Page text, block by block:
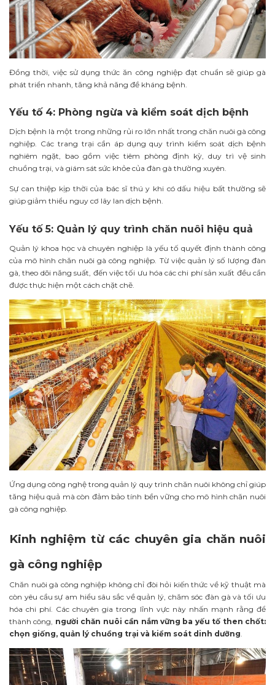
Đồng thời, việc sử dụng thức ăn công nghiệp đạt chuẩn sẽ giúp gà
phát triển nhanh, tăng khả năng đề kháng bệnh.
Yếu tố 4: Phòng ngừa và kiểm soát dịch bệnh
Dịch bệnh là một trong những rủi ro lớn nhất trong chăn nuôi gà công
nghiệp. Các trang trại cần áp dụng quy trình kiểm soát dịch bệnh
nghiêm ngặt, bao gồm việc tiêm phòng định kỳ, duy trì vệ sinh
chuồng trại, và giám sát sức khỏe của đàn gà thường xuyên.
Sự can thiệp kịp thời của bác sĩ thú y khi có dấu hiệu bất thường sẽ
giúp giảm thiểu nguy cơ lây lan dịch bệnh.
Yếu tố 5: Quản lý quy trình chăn nuôi hiệu quả
Quản lý khoa học và chuyên nghiệp là yếu tố quyết định thành công
của mô hình chăn nuôi gà công nghiệp. Từ việc quản lý số lượng đàn
gà, theo dõi năng suất, đến việc tối ưu hóa các chi phí sản xuất đều cần
được thực hiện một cách chặt chẽ.
Ứng dụng công nghệ trong quản lý quy trình chăn nuôi không chỉ giúp
tăng hiệu quả mà còn đảm bảo tính bền vững cho mô hình chăn nuôi
gà công nghiệp.
Kinh nghiệm từ các chuyên gia chăn nuôi
gà công nghiệp
Chăn nuôi gà công nghiệp không chỉ đòi hỏi kiến thức về kỹ thuật mà
còn yêu cầu sự am hiểu sâu sắc về quản lý, chăm sóc đàn gà và tối ưu
hóa chi phí. Các chuyên gia trong lĩnh vực này nhấn mạnh rằng để
thành công, người chăn nuôi cần nắm vững ba yếu tố then chốt:
chọn giống, quản lý chuồng trại và kiểm soát dinh dưỡng